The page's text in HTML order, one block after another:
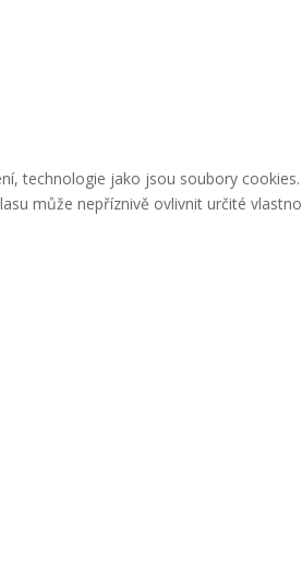
technologie jako jsou soubory
může nepříznivě ovlivnit určité